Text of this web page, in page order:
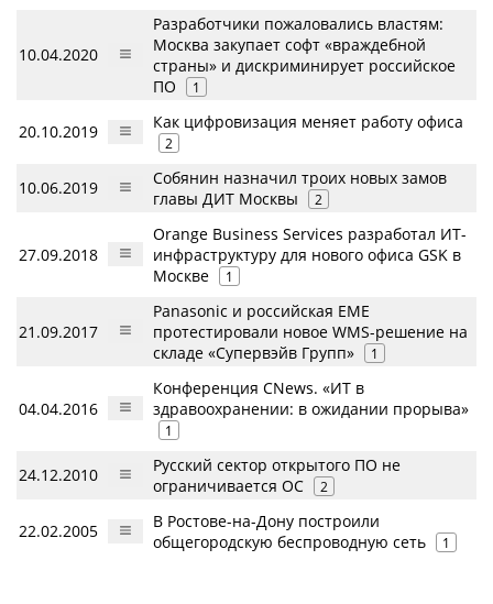
10.04.2020
Разработчики пожаловались властям:
Москва закупает софт «враждебной
страны» и дискриминирует российское
ПО
1
20.10.2019 Как цифровизация меняет работу офиса
2
10.06.2019
Собянин назначил троих новых замов
главы ДИТ Москвы
2
27.09.2018
Orange Business Services разработал ИT-
инфраструктуру для нового офиса GSK в
Москве
1
21.09.2017
Panasonic и российская EME
протестировали новое WMS-решение на
складе «Супервэйв Групп»
1
04.04.2016
Конференция CNews. «ИТ в
здравоохранении: в ожидании прорыва»
1
24.12.2010
Русский сектор открытого ПО не
ограничивается ОС
2
22.02.2005
В Ростове-на-Дону построили
общегородскую беспроводную сеть
1